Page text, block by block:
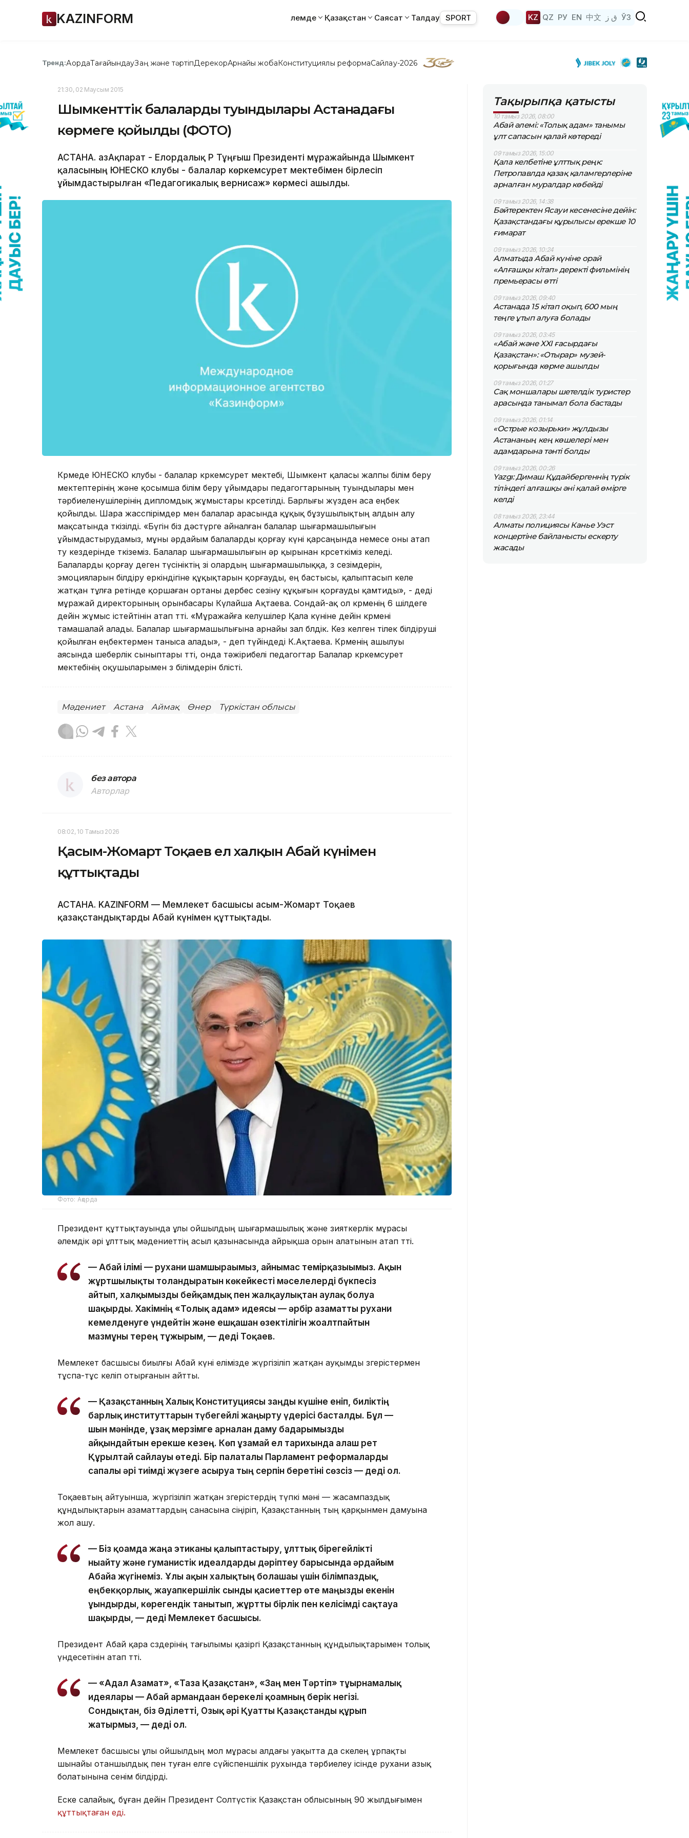
KAZINFORM Әлемде Қазақстан Саясат Талдау SPORT KZ QZ РУ EN 中文 ق ز ЎЗ
Тренд:АқордаТағайындауЗаң және тәртіпДерекқорАрнайы жобаКонституциялық реформаСайлау-2026
21:30, 02 Маусым 2015
Шымкенттік балалардың туындылары Астанадағы
көрмеге қойылды (ФОТО)
АСТАНА. ҚазАқпарат - Елордалық ҚР Тұңғыш Президенті мұражайында Шымкент
қаласының ЮНЕСКО клубы - балалар көркемсурет мектебімен бірлесіп
ұйымдастырылған «Педагогикалық вернисаж» көрмесі ашылды.
Көрмеде ЮНЕСКО клубы - балалар көркемсурет мектебі, Шымкент қаласы жалпы білім беру
мектептерінің және қосымша білім беру ұйымдары педагогтарының туындылары мен
тәрбиеленушілерінің дипломдық жұмыстары көрсетілді. Барлығы жүзден аса еңбек
қойылды. Шара жасөспірімдер мен балалар арасында құқық бұзушылықтың алдын алу
мақсатында өткізілді. «Бүгін біз дәстүрге айналған балалар шығармашылығын
ұйымдастырудамыз, мұны әрдайым балаларды қорғау күні қарсаңында немесе оны атап
өту кездерінде өткіземіз. Балалар шығармашылығын әр қырынан көрсеткіміз келеді.
Балаларды қорғау деген түсініктің өзі олардың шығармашылыққа, өз сезімдерін,
эмоцияларын білдіру еркіндігіне құқықтарын қорғауды, ең бастысы, қалыптасып келе
жатқан тұлға ретінде қоршаған ортаны дербес сезіну құқығын қорғауды қамтиды», - деді
мұражай директорының орынбасары Күлайша Ақтаева. Сондай-ақ ол көрменің 6 шілдеге
дейін жұмыс істейтінін атап өтті. «Мұражайға келушілер Қала күніне дейін көрмені
тамашалай алады. Балалар шығармашылығына арнайы зал бөлдік. Кез келген тілек білдіруші
қойылған еңбектермен таныса алады», - деп түйіндеді К.Ақтаева. Көрменің ашылуы
аясында шеберлік сыныптары өтті, онда тәжірибелі педагогтар Балалар көркемсурет
мектебінің оқушыларымен өз білімдерін бөлісті.
Мәдениет Астана Аймақ Өнер Түркістан облысы
без автора
Авторлар
08:02, 10 Тамыз 2026
Қасым-Жомарт Тоқаев ел халқын Абай күнімен
құттықтады
АСТАНА. KAZINFORM — Мемлекет басшысы Қасым-Жомарт Тоқаев
қазақстандықтарды Абай күнімен құттықтады.
Фото: Ақорда
Президент құттықтауында ұлы ойшылдың шығармашылық және зияткерлік мұрасы
әлемдік әрі ұлттық мәдениеттің асыл қазынасында айрықша орын алатынын атап өтті.
— Абай ілімі — рухани шамшырағымыз, айнымас темірқазығымыз. Ақын
жұртшылықты толғандыратын көкейкесті мәселелерді бүкпесіз
айтып, халқымызды бейқамдық пен жалқаулықтан аулақ болуға
шақырды. Хакімнің «Толық адам» идеясы — әрбір азаматты рухани
кемелденуге үндейтін және ешқашан өзектілігін жоғалтпайтын
мазмұны терең тұжырым, — деді Тоқаев.
Мемлекет басшысы биылғы Абай күні елімізде жүргізіліп жатқан ауқымды өзгерістермен
тұспа-тұс келіп отырғанын айтты.
— Қазақстанның Халық Конституциясы заңды күшіне еніп, биліктің
барлық институттарын түбегейлі жаңғырту үдерісі басталды. Бұл —
шын мәнінде, ұзақ мерзімге арналған даму бағдарымызды
айқындайтын ерекше кезең. Көп ұзамай ел тарихында алғаш рет
Құрылтай сайлауы өтеді. Бір палаталы Парламент реформаларды
сапалы әрі тиімді жүзеге асыруға тың серпін беретіні сөзсіз — деді ол.
Тоқаевтың айтуынша, жүргізіліп жатқан өзгерістердің түпкі мәні — жасампаздық
құндылықтарын азаматтардың санасына сіңіріп, Қазақстанның тың қарқынмен дамуына
жол ашу.
— Біз қоғамда жаңа этиканы қалыптастыру, ұлттық бірегейлікті
нығайту және гуманистік идеалдарды дәріптеу барысында әрдайым
Абайға жүгінеміз. Ұлы ақын халықтың болашағы үшін білімпаздық,
еңбекқорлық, жауапкершілік сынды қасиеттер өте маңызды екенін
ұғындырды, көрегендік танытып, жұртты бірлік пен келісімді сақтауға
шақырды, — деді Мемлекет басшысы.
Президент Абай қара сөздерінің тағылымы қазіргі Қазақстанның құндылықтарымен толық
үндесетінін атап өтті.
— «Адал Азамат», «Таза Қазақстан», «Заң мен Тәртіп» тұғырнамалық
идеялары — Абай армандаған берекелі қоғамның берік негізі.
Сондықтан, біз Әділетті, Озық әрі Қуатты Қазақстанды құрып
жатырмыз, — деді ол.
Мемлекет басшысы ұлы ойшылдың мол мұрасы алдағы уақытта да өскелең ұрпақты
шынайы отаншылдық пен туған елге сүйіспеншілік рухында тәрбиелеу ісінде рухани азық
болатынына сенім білдірді.
Еске салайық, бұған дейін Президент Солтүстік Қазақстан облысының 90 жылдығымен
құттықтаған еді.
Тақырыпқа қатысты
10 тамыз 2026, 08:00
Абай әлемі: «Толық адам» танымы
ұлт сапасын қалай көтереді
09 тамыз 2026, 15:00
Қала келбетіне ұлттық реңк:
Петропавлда қазақ қаламгерлеріне
арналған муралдар көбейді
09 тамыз 2026, 14:38
Бәйтеректен Ясауи кесенесіне дейін:
Қазақстандағы құрылысы ерекше 10
ғимарат
09 тамыз 2026, 10:24
Алматыда Абай күніне орай
«Алғашқы кітап» деректі фильмінің
премьерасы өтті
09 тамыз 2026, 09:40
Астанада 15 кітап оқып, 600 мың
теңге ұтып алуға болады
09 тамыз 2026, 03:45
«Абай және XXI ғасырдағы
Қазақстан»: «Отырар» музей-
қорығында көрме ашылды
09 тамыз 2026, 01:27
Сақ моншалары шетелдік туристер
арасында танымал бола бастады
09 тамыз 2026, 01:14
«Острые козырьки» жұлдызы
Астананың кең көшелері мен
адамдарына тәнті болды
09 тамыз 2026, 00:26
Yazgı: Димаш Құдайбергеннің түрік
тіліндегі алғашқы әні қалай өмірге
келді
08 тамыз 2026, 23:44
Алматы полициясы Канье Уэст
концертіне байланысты ескерту
жасады